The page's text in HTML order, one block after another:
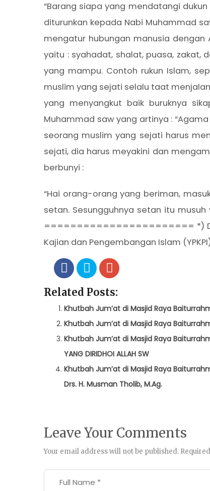
“Barang siapa yang mendatangi
diturunkan kepada Nabi Muhammad
mengatur hubungan manusia dengan
yaitu : syahadat, shalat, puasa, zakat,
yang mampu. Contoh rukun Islam,
muslim yang sejati selalu taat
yang menyangkut baik buruknya
Muhammad saw yang artinya :
seorang muslim yang sejati harus
sejati, dia harus meyakini dan
berbunyi :
“Hai orang-orang yang beriman,
setan. Sesungguhnya setan itu
======================= *) Drs.
Kajian dan Pengembangan Islam
Related Posts:
Khutbah Jum’at di Masjid Raya
Khutbah Jum’at di Masjid Raya
Khutbah Jum’at di Masjid Raya
YANG DIRIDHOI ALLAH SW
Khutbah Jum’at di Masjid Raya
Drs. H. Musman Tholib, M.Ag.
Leave Your Comments
Your email address will not be published.